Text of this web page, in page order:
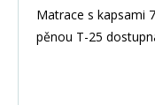
Matrace s kapsami
pěnou T-25